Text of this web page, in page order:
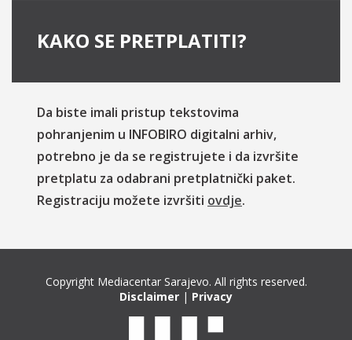
KAKO SE PRETPLATITI?
Da biste imali pristup tekstovima
pohranjenim u INFOBIRO digitalni arhiv,
potrebno je da se registrujete i da izvršite
pretplatu za odabrani pretplatnički paket.
Registraciju možete izvršiti ovdje.
Copyright Mediacentar Sarajevo. All rights reserved.
Disclaimer | Privacy